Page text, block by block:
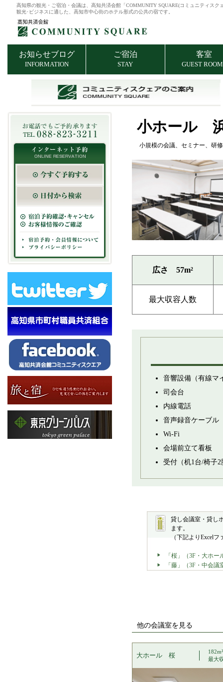
高知県の観光・ご宿泊・会議は、高知共済会館「COMMUNITY SQUARE(コミュニティスク
観光･ビジネスに適した、高知市中心街のホテル形式の公共の宿です。
お知らせブログ
INFORMATION
ご宿泊
STAY
客室
GUEST
小ホール
小規模の会議、セミナー、研
広さ 57m²
最大収容人数
音響設備（有線マ
司会台
内線電話
音声録音ケーブル
Wi-Fi
会場前立て看板
受付（机1台/椅子2
貸し会議室・貸し
ます。
（下記よりExcel
「桜」（3F・大ホー
「藤」（3F・中会議
他の会議室を見る
大ホール 桜
182m²
最大